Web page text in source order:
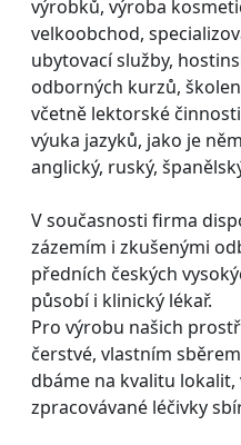
výrobků, výroba
velkoobchod,
ubytovací služby,
odborných kurzů,
včetně lektorské
výuka jazyků, jako je
anglický, ruský,
V současnosti firma
zázemím i zkušenými
předních českých
působí i klinický lékař.
Pro výrobu našich
čerstvé, vlastním
dbáme na kvalitu lokalit,
zpracovávané léčivky